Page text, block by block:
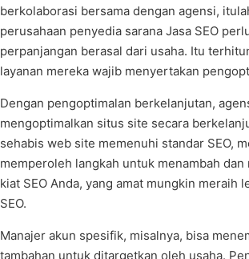
berkolaborasi bersama dengan agensi,
perusahaan penyedia sarana Jasa SEO
perpanjangan berasal dari usaha. Itu
layanan mereka wajib menyertakan
Dengan pengoptimalan berkelanjutan,
mengoptimalkan situs site secara
sehabis web site memenuhi standar SEO,
memperoleh langkah untuk menambah dan
kiat SEO Anda, yang amat mungkin meraih
SEO.
Manajer akun spesifik, misalnya, bisa
tambahan untuk ditargetkan oleh usaha.